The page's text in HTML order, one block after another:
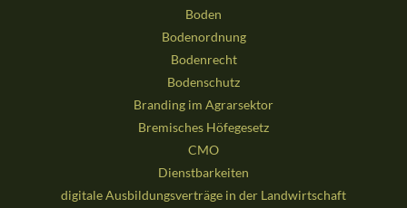
Boden
Bodenordnung
Bodenrecht
Bodenschutz
Branding im Agrarsektor
Bremisches Höfegesetz
CMO
Dienstbarkeiten
digitale Ausbildungsverträge in der Landwirtschaft